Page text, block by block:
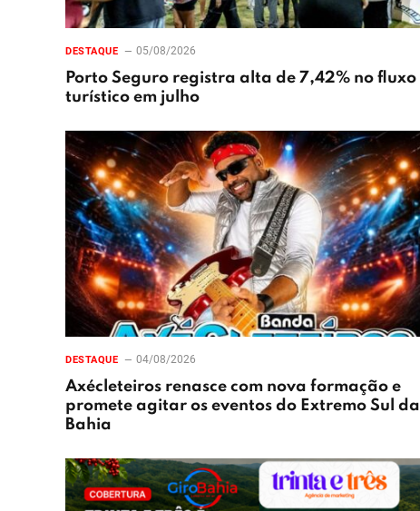
DESTAQUE 05/08/2026
Porto Seguro registra alta de 7,42% no fluxo
turístico em julho
DESTAQUE 04/08/2026
Axécleteiros renasce com nova formação e
promete agitar os eventos do Extremo Sul da
Bahia